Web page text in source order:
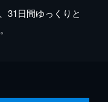
31日間ゆっくりと